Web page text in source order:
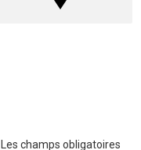
Les champs obligatoires